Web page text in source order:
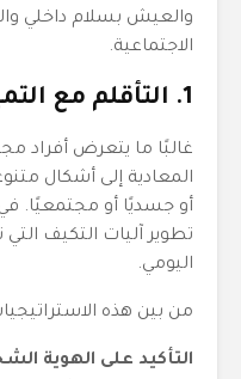
والعيش بسلام داخلي
الاجتماعية.
1. التأقلم مع التمييز والعنف المجتمعي
غالبًا ما يتعرض أفراد
المعادية إلى أشكال
أو جسديًا أو مجتمعيًا.
تطوير آليات التكيف
اليومي.
من بين هذه
التأكيد على الهوية